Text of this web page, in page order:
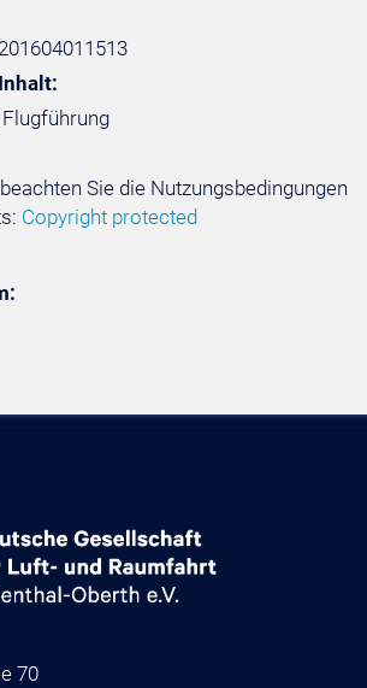
Sie die Nutzungsbedingungen
Copyright protected
70